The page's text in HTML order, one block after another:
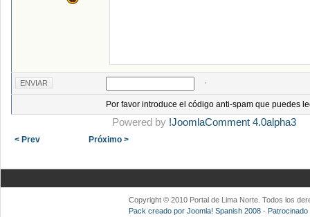
Por favor introduce el código anti-spam que puedes
Powered by !JoomlaComment 4.0alpha3
< Prev Próximo >
Copyright © 2010 Portal de Lima Norte. Todos los
Pack creado por Joomla! Spanish 2008 -